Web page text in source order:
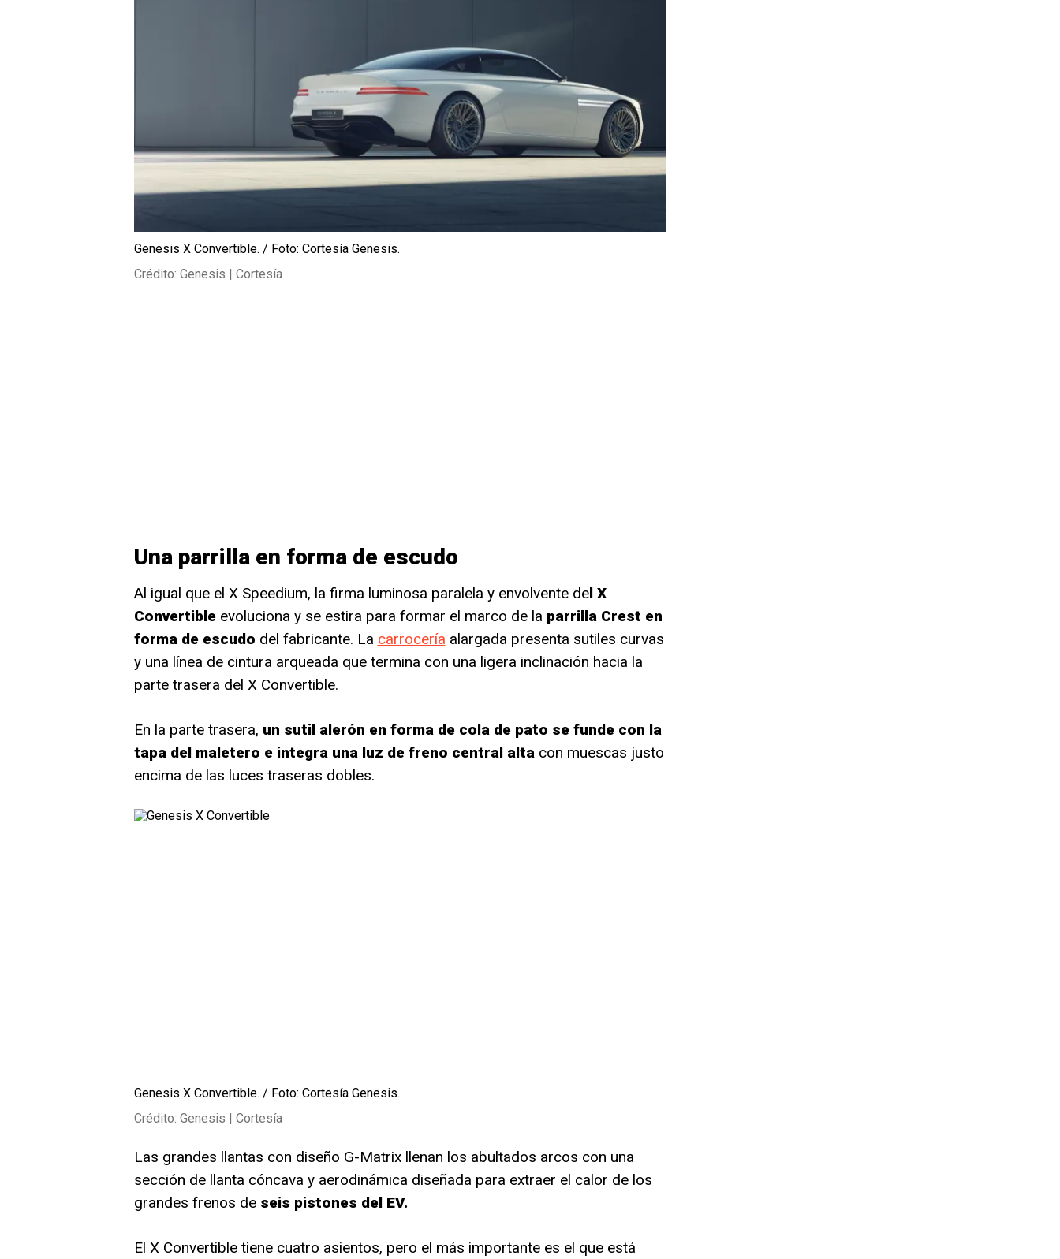
Genesis X Convertible. / Foto: Cortesía Genesis.
Crédito: Genesis | Cortesía
Una parrilla en forma de escudo
Al igual que el X Speedium, la firma luminosa paralela y envolvente del X
Convertibleevoluciona y se estira para formar el marco de la parrilla Crest en
forma de escudo del fabricante. La carrocería alargada presenta sutiles curvas
y una línea de cintura arqueada que termina con una ligera inclinación hacia la
parte trasera del X Convertible.
En la parte trasera, un sutil alerón en forma de cola de pato se funde con la
tapa del maletero e integra una luz de freno central alta con muescas justo
encima de las luces traseras dobles.
Genesis X Convertible. / Foto: Cortesía Genesis.
Crédito: Genesis | Cortesía
Las grandes llantas con diseño G-Matrix llenan los abultados arcos con una
sección de llanta cóncava y aerodinámica diseñada para extraer el calor de los
grandes frenos de seis pistones del EV.
El X Convertible tiene cuatro asientos, pero el más importante es el que está